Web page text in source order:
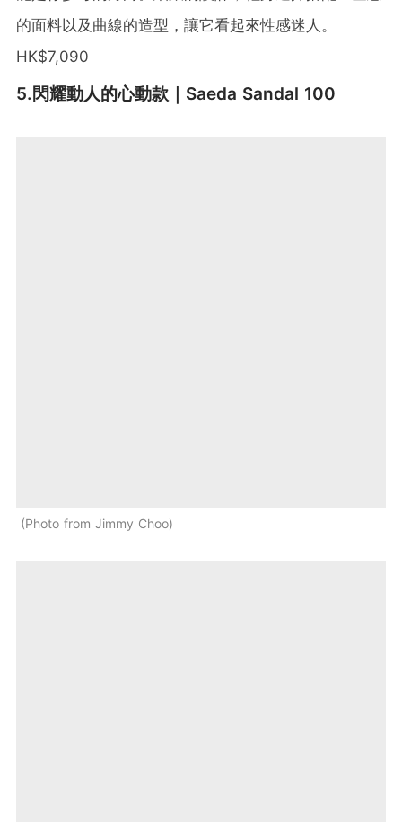
的面料以及曲線的造型，讓它看起來性感迷人。
HK$7,090
5.閃耀動人的心動款｜Saeda Sandal 100
Photo from Jimmy Choo